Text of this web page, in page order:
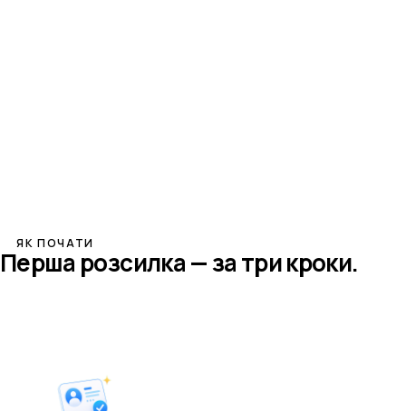
ЯК ПОЧАТИ
Перша розсилка — за три кроки.